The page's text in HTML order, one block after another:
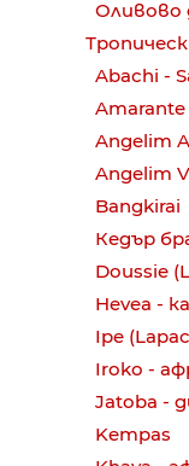
Оливово
Abachi -
Amarante
Angelim
Angelim
Bangkirai
Кедър
Doussie
Hevea -
Ipe
Iroko -
Jatoba -
Kempas